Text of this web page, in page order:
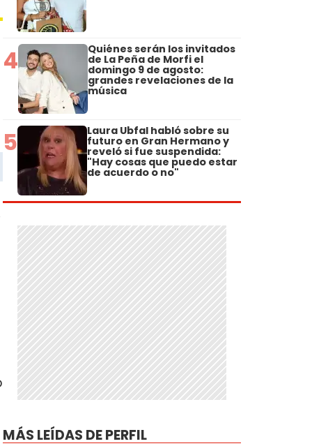
4 Quiénes serán los invitados
de La Peña de Morfi el
domingo 9 de agosto:
grandes revelaciones de la
música
5 Laura Ubfal habló sobre su
futuro en Gran Hermano y
reveló si fue suspendida:
"Hay cosas que puedo estar
de acuerdo o no"
MÁS LEÍDAS DE PERFIL